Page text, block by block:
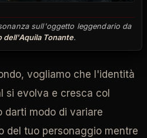
sull'oggetto leggendario da
dell'Aquila Tonante.
vogliamo che l'identità
si evolva e cresca col
darti modo di variare
del tuo personaggio mentre